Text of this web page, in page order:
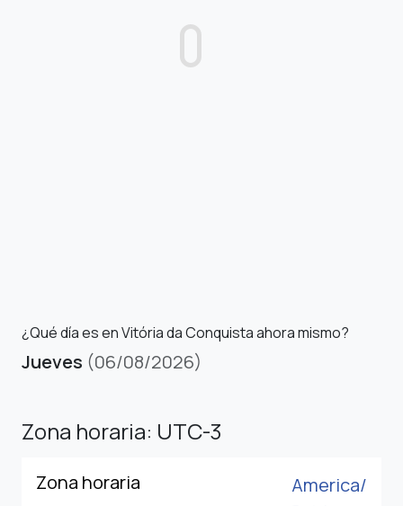
¿Qué día es en Vitória da Conquista ahora mismo?
Jueves (06/08/2026)
Zona horaria: UTC-3
Zona horaria
America/